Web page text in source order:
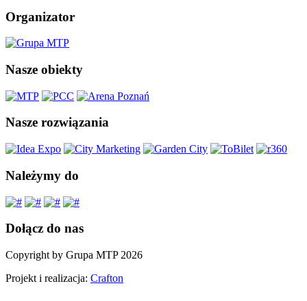
Organizator
Nasze obiekty
Nasze rozwiązania
Należymy do
Dołącz do nas
Copyright by Grupa MTP 2026
Projekt i realizacja: Crafton